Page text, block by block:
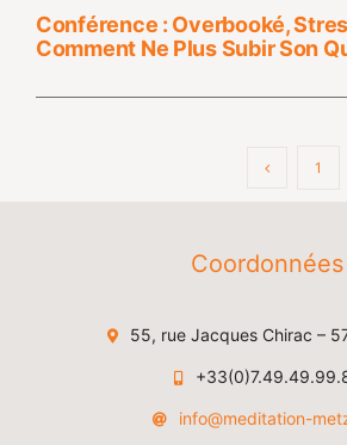
Conférence : Overbooké,
Comment Ne Plus Subir Son
1
Coordonnées
55, rue Jacques Chirac –
info@meditation-